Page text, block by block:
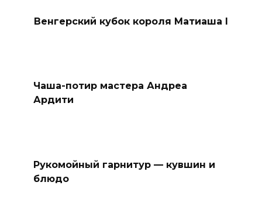
Венгерский кубок короля Матиаша I
Чаша-потир мастера Андреа
Ардити
Рукомойный гарнитур — кувшин и
блюдо